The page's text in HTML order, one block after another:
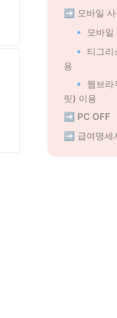
➡️ 모바일 사
🔹 모바일
🔹 티그
용
🔹 웹브
릿) 이용
➡️ PC OFF
➡️ 급여명세